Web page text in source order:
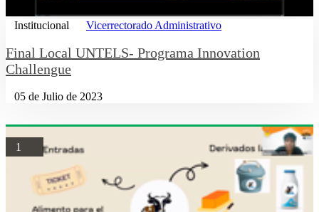
Institucional Vicerrectorado Administrativo
Final Local UNTELS- Programa Innovation
Challengue
05 de Julio de 2023
1